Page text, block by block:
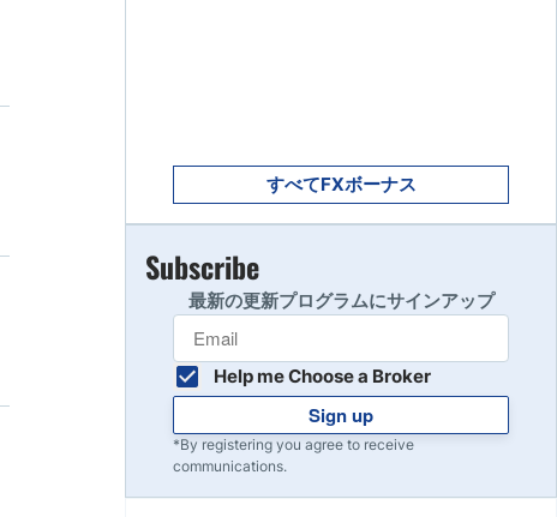
Read Review
10
すべてFXボーナス
Subscribe
最新の更新プログラムにサインアップ
Help me Choose a Broker
Sign up
*By registering you agree to receive
communications.